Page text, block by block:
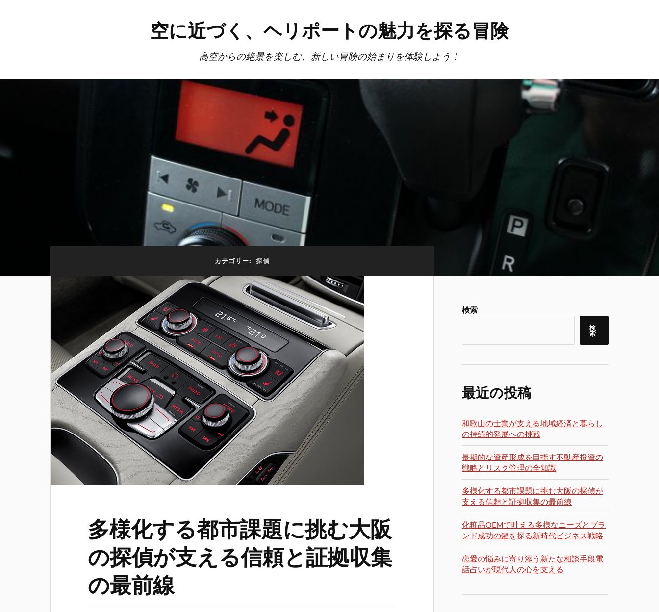
空に近づく、ヘリポートの魅力を探る冒険
高空からの絶景を楽しむ、新しい冒険の始まりを体験しよう！
カテゴリー: 探偵
多様化する都市課題に挑む大阪
の探偵が支える信頼と証拠収集
の最前線
検索
検
索
最近の投稿
和歌山の士業が支える地域経済と暮らし
の持続的発展への挑戦
長期的な資産形成を目指す不動産投資の
戦略とリスク管理の全知識
多様化する都市課題に挑む大阪の探偵が
支える信頼と証拠収集の最前線
化粧品OEMで叶える多様なニーズとブラ
ンド成功の鍵を探る新時代ビジネス戦略
恋愛の悩みに寄り添う新たな相談手段電
話占いが現代人の心を支える